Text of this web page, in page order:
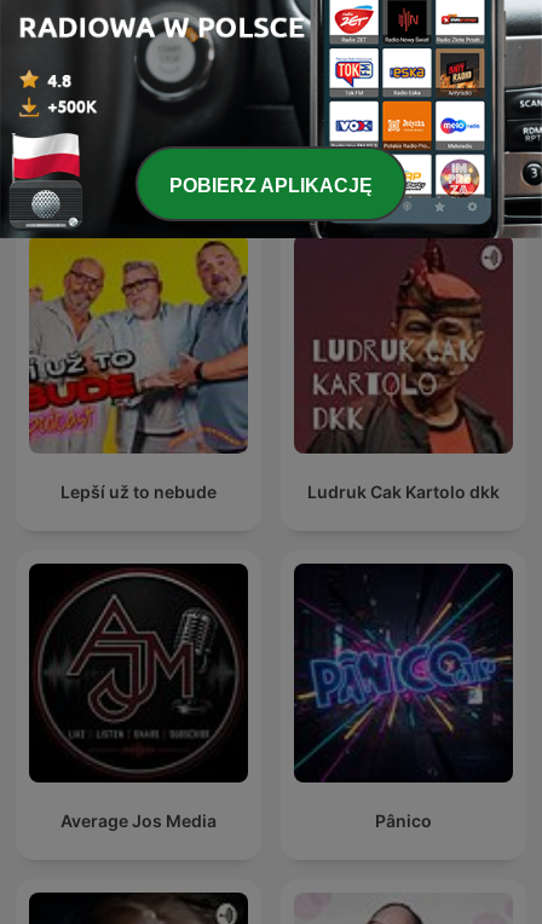
Żarty się skończyły -
podcast do śmiania
The Jubal Show ON
DEMAND
Międzynarodowe podcasty: Komedia
Lepší už to nebude Ludruk Cak Kartolo dkk
Average Jos Media Pânico
POBIERZ APLIKACJĘ